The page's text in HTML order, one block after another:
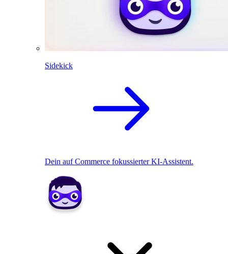
Sidekick
Dein auf Commerce fokussierter KI-Assistent.